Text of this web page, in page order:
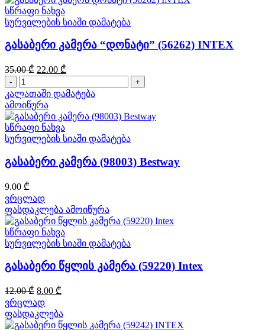
სწრაფი ნახვა
სურვილების სიაში დამატება
გასაბერი კამერა “დონატი” (56262) INTEX
35.00₾ Original
price
was:
35.00 ₾.
22.00 ₾
price
is:
22.00 ₾.
რაოდენობა:
გასაბერი
კამერა
"დონატი"
(56262)
INTEX
კალათაში დამატება
ამოიწურა
სწრაფი ნახვა
სურვილების სიაში დამატება
გასაბერი კამერა (98003) Bestway
9.00 ₾
ვრცლად
ფასდაკლება ამოიწურა
სწრაფი ნახვა
სურვილების სიაში დამატება
გასაბერი წყლის კამერა (59220) Intex
12.00₾ Original
price
was:
12.00 ₾.
8.00 ₾
is:
8.00 ₾.
ვრცლად
ფასდაკლება